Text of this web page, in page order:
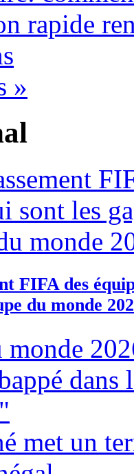
rapide
»
FIFA des
du monde
monde
dans
met un